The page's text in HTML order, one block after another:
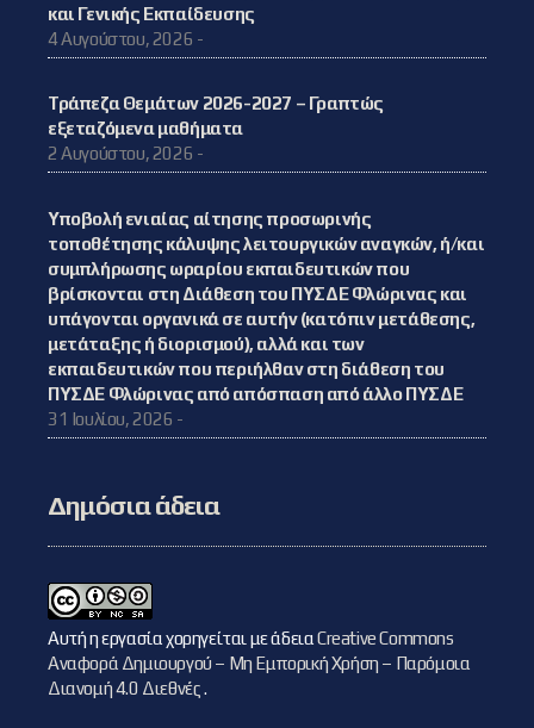
και Γενικής Εκπαίδευσης
4 Αυγούστου, 2026 -
Τράπεζα Θεμάτων 2026-2027 – Γραπτώς
εξεταζόμενα μαθήματα
2 Αυγούστου, 2026 -
Υποβολή ενιαίας αίτησης προσωρινής
τοποθέτησης κάλυψης λειτουργικών αναγκών, ή/και
συμπλήρωσης ωραρίου εκπαιδευτικών που
βρίσκονται στη Διάθεση του ΠΥΣΔΕ Φλώρινας και
υπάγονται οργανικά σε αυτήν (κατόπιν μετάθεσης,
μετάταξης ή διορισμού), αλλά και των
εκπαιδευτικών που περιήλθαν στη διάθεση του
ΠΥΣΔΕ Φλώρινας από απόσπαση από άλλο ΠΥΣΔΕ
31 Ιουλίου, 2026 -
Δημόσια άδεια
Αυτή η εργασία χορηγείται με άδειαCreative Commons
Αναφορά Δημιουργού – Μη Εμπορική Χρήση – Παρόμοια
Διανομή 4.0 Διεθνές.